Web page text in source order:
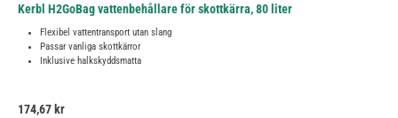
Kerbl H2GoBag vattenbehållare för skottkärra, 80 liter
Flexibel vattentransport utan slang
Passar vanliga skottkärror
Inklusive halkskyddsmatta
Ordinarie pris:
174,67 kr